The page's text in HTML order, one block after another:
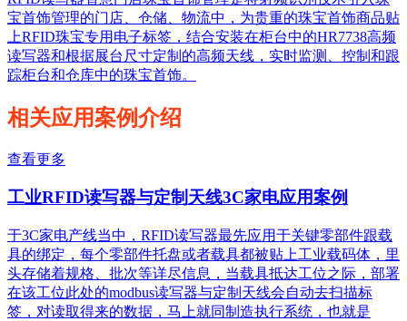
宝首饰管理的门店、仓储、物流中，为贵重的珠宝首饰商品贴
上RFID珠宝专用电子标签，结合安装在柜台中的HR7738高频
读写器和根据展台尺寸定制的高频天线，实时监测、控制和跟
踪柜台和仓库中的珠宝首饰。
相关应用案例介绍
查看更多
工业RFID读写器与定制天线3C家电应用案例
于3C家电产线当中，RFID读写器最先应用于关键零部件跟载
具的绑定，每个零部件托盘或者载具都被贴上工业载码体，里
头存储着规格、批次等详尽信息，当载具抵达工位之际，部署
在该工位此处的modbus读写器与定制天线会自动去扫描标
签，对读取得来的数据，马上就同制造执行系统，也就是